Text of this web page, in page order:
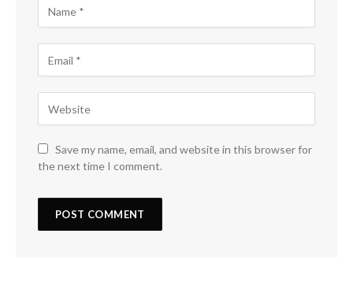
Save my name, email, and website in this browser for
the next time I comment.